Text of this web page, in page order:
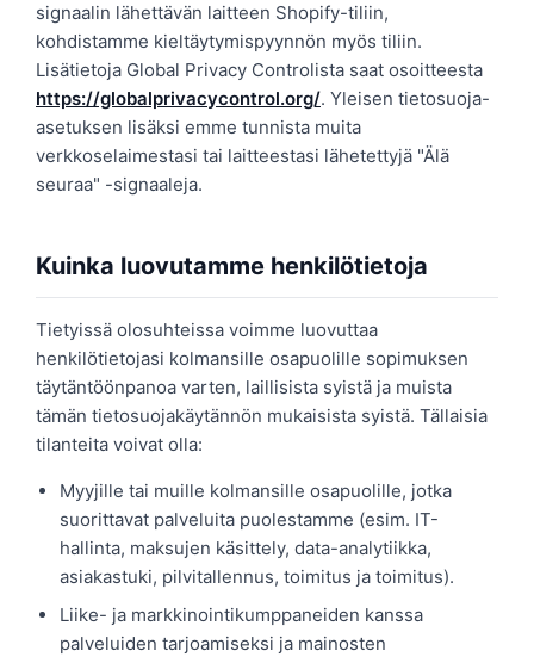
signaalin lähettävän laitteen Shopify-tiliin,
kohdistamme kieltäytymispyynnön myös tiliin.
Lisätietoja Global Privacy Controlista saat osoitteesta
https://globalprivacycontrol.org/. Yleisen tietosuoja-
asetuksen lisäksi emme tunnista muita
verkkoselaimestasi tai laitteestasi lähetettyjä "Älä
seuraa" -signaaleja.
Kuinka luovutamme henkilötietoja
Tietyissä olosuhteissa voimme luovuttaa
henkilötietojasi kolmansille osapuolille sopimuksen
täytäntöönpanoa varten, laillisista syistä ja muista
tämän tietosuojakäytännön mukaisista syistä. Tällaisia
tilanteita voivat olla:
Myyjille tai muille kolmansille osapuolille, jotka
suorittavat palveluita puolestamme (esim. IT-
hallinta, maksujen käsittely, data-analytiikka,
asiakastuki, pilvitallennus, toimitus ja toimitus).
Liike- ja markkinointikumppaneiden kanssa
palveluiden tarjoamiseksi ja mainosten